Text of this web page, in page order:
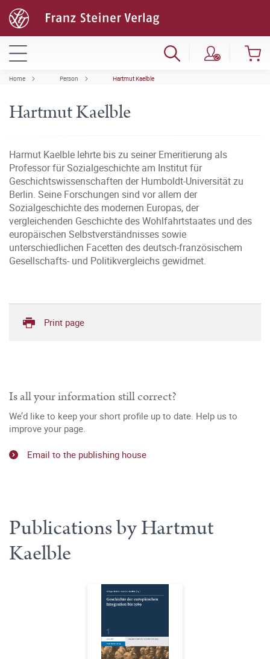
Home Person Hartmut Kaelble
Hartmut Kaelble
Harmut Kaelble lehrte bis zu seiner Emeritierung als
Professor für Sozialgeschichte am Institut für
Geschichtswissenschaften der Humboldt-Universität zu
Berlin. Seine Forschungen sind vor allem der
Sozialgeschichte des modernen Europas, der
vergleichenden Geschichte des Wohlfahrtstaates und des
europäischen Selbstverständnisses sowie
unterschiedlichen Facetten des deutsch-französischem
Gesellschafts- und Politikvergleichs gewidmet.
Print page
Is all your information still correct?
We’d like to keep your short profile up to date. Help us to
improve your page.
Email to the publishing house
Publications by Hartmut
Kaelble